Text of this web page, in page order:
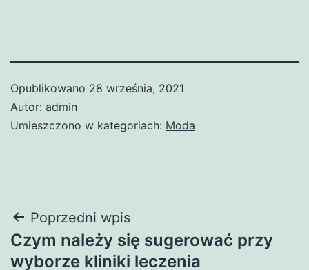
Opublikowano 28 września, 2021
Autor: admin
Umieszczono w kategoriach: Moda
Nawigacja
wpisu
Poprzedni wpis
Czym należy się sugerować przy
wyborze kliniki leczenia